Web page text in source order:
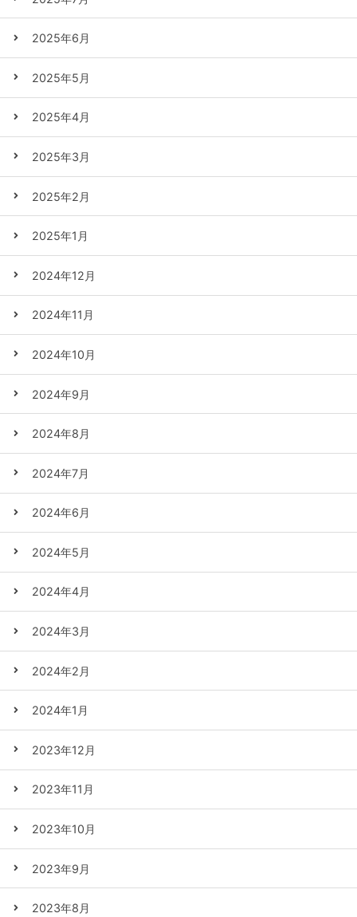
2025年6月
2025年5月
2025年4月
2025年3月
2025年2月
2025年1月
2024年12月
2024年11月
2024年10月
2024年9月
2024年8月
2024年7月
2024年6月
2024年5月
2024年4月
2024年3月
2024年2月
2024年1月
2023年12月
2023年11月
2023年10月
2023年9月
2023年8月